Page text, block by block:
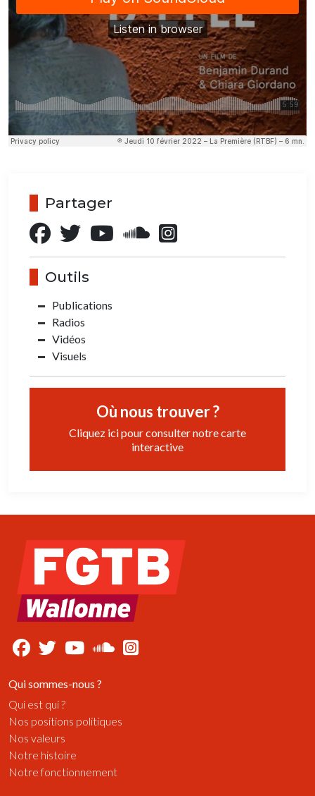
Partager
Outils
Publications
Radios
Vidéos
Visuels
Où nous trouver ?
Cliquez ici pour consulter notre carte
interactive
Qui sommes-nous ?
Qui est qui ?
Nos positions politiques
Nos valeurs
Notre histoire
Notre fonctionnement